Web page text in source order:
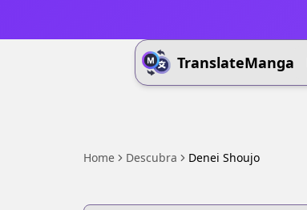
TranslateManga
Home Descubra Denei Shoujo